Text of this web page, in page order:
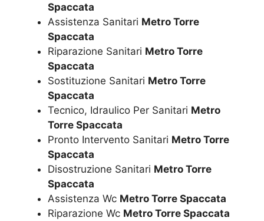
Spaccata
Assistenza Sanitari Metro Torre
Spaccata
Riparazione Sanitari Metro Torre
Spaccata
Sostituzione Sanitari Metro Torre
Spaccata
Tecnico, Idraulico Per Sanitari Metro
Torre Spaccata
Pronto Intervento Sanitari Metro Torre
Spaccata
Disostruzione Sanitari Metro Torre
Spaccata
Assistenza Wc Metro Torre Spaccata
Riparazione Wc Metro Torre Spaccata